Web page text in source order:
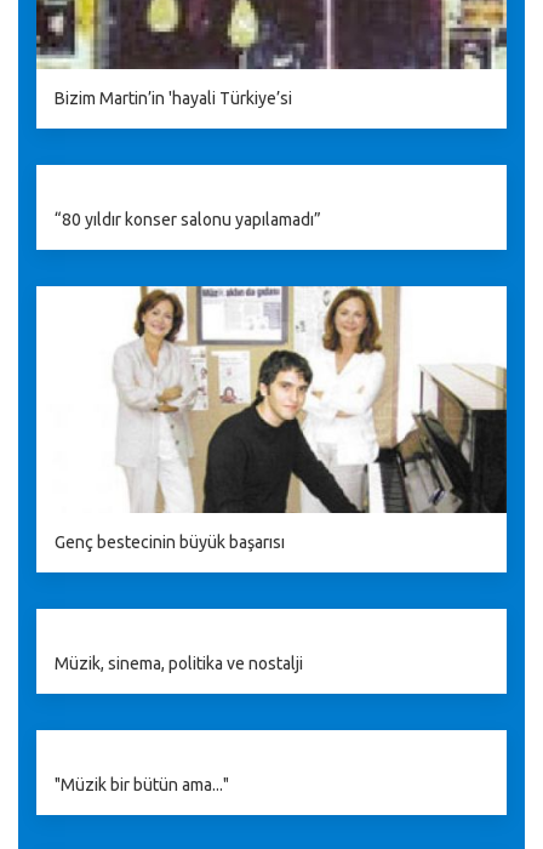
Bizim Martin’in 'hayali Türkiye’si
“80 yıldır konser salonu yapılamadı”
Genç bestecinin büyük başarısı
Müzik, sinema, politika ve nostalji
"Müzik bir bütün ama..."